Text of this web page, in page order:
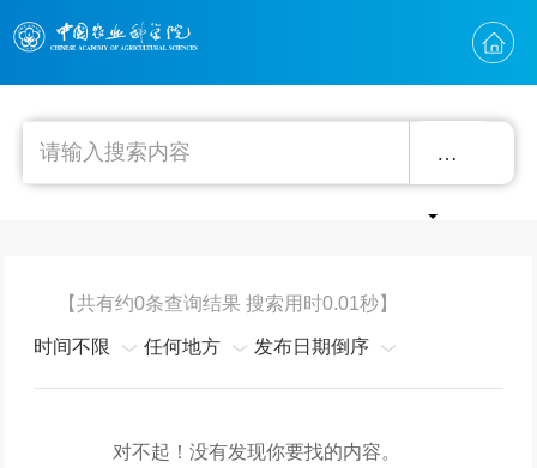
精确
时间不限 任何地方 发布日期倒序
【共有约0条查询结果 搜索用时0.01秒】
对不起！没有发现你要找的内容。